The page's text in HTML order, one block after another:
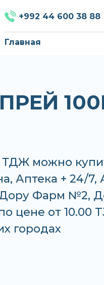
+992 44 600 38 88
Главная
можно
Аптека + 24/7,
Дору Фарм №2,
от 10.00
городах